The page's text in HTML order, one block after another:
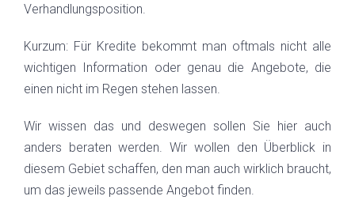
Verhandlungsposition.
Kurzum: Für Kredite bekommt man oftmals nicht alle
wichtigen Information oder genau die Angebote, die
einen nicht im Regen stehen lassen.
Wir wissen das und deswegen sollen Sie hier auch
anders beraten werden. Wir wollen den Überblick in
diesem Gebiet schaffen, den man auch wirklich braucht,
um das jeweils passende Angebot finden.